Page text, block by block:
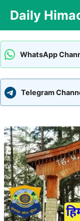
content
Daily
WhatsApp
Telegram